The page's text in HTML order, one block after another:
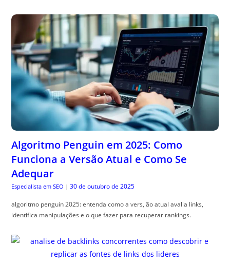
Algoritmo Penguin em 2025: Como
Funciona a Versão Atual e Como Se
Adequar
Especialista em SEO | 30 de outubro de 2025
algoritmo penguin 2025: entenda como a vers, ão atual avalia links,
identifica manipulações e o que fazer para recuperar rankings.